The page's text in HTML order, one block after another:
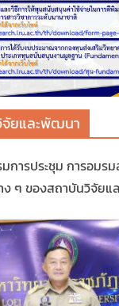
ยและพัฒนา
การประชุม การอมร
ง ๆ ของสถาบันวิจัย